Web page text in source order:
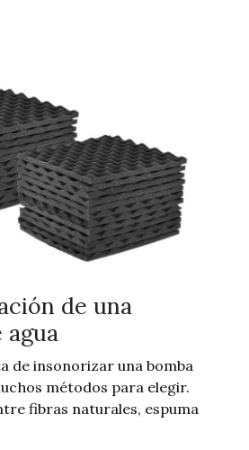
de una
de insonorizar una bomba
métodos para elegir.
fibras naturales, espuma